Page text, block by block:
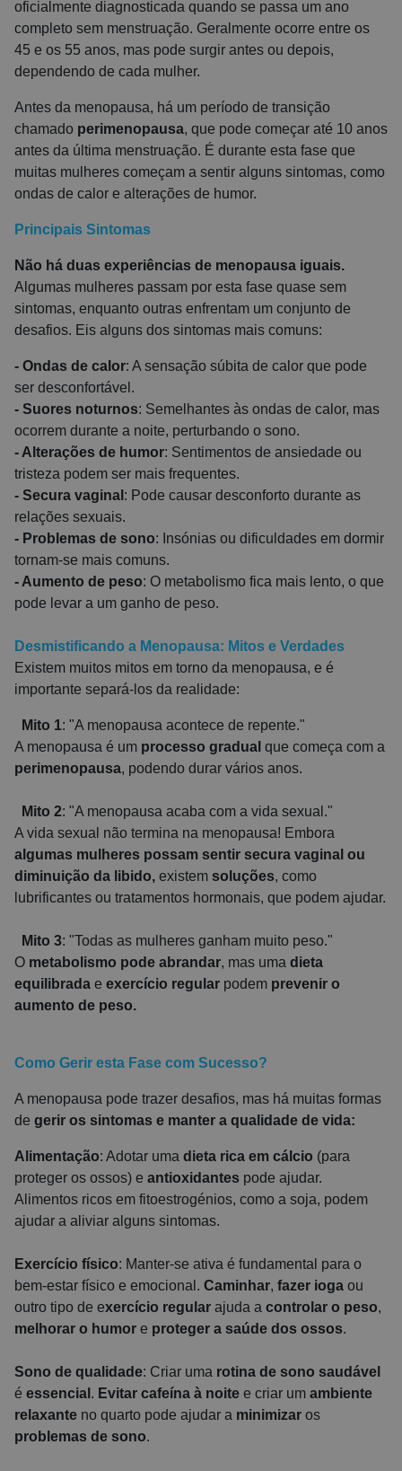
oficialmente diagnosticada quando se passa um ano
completo sem menstruação. Geralmente ocorre entre os
45 e os 55 anos, mas pode surgir antes ou depois,
dependendo de cada mulher.
Antes da menopausa, há um período de transição
chamado perimenopausa, que pode começar até 10 anos
antes da última menstruação. É durante esta fase que
muitas mulheres começam a sentir alguns sintomas, como
ondas de calor e alterações de humor.
Principais Sintomas
Não há duas experiências de menopausa iguais.
Algumas mulheres passam por esta fase quase sem
sintomas, enquanto outras enfrentam um conjunto de
desafios. Eis alguns dos sintomas mais comuns:
- Ondas de calor: A sensação súbita de calor que pode
ser desconfortável.
- Suores noturnos: Semelhantes às ondas de calor, mas
ocorrem durante a noite, perturbando o sono.
- Alterações de humor: Sentimentos de ansiedade ou
tristeza podem ser mais frequentes.
- Secura vaginal : Pode causar desconforto durante as
relações sexuais.
- Problemas de sono: Insónias ou dificuldades em dormir
tornam-se mais comuns.
- Aumento de peso: O metabolismo fica mais lento, o que
pode levar a um ganho de peso.
Desmistificando a Menopausa: Mitos e Verdades
Existem muitos mitos em torno da menopausa, e é
importante separá-los da realidade:
Mito 1: "A menopausa acontece de repente."
A menopausa é um processo gradual que começa com a
perimenopausa, podendo durar vários anos.
Mito 2: "A menopausa acaba com a vida sexual."
A vida sexual não termina na menopausa! Embora
algumas mulheres possam sentir secura vaginal ou
diminuição da libido, existem soluções, como
lubrificantes ou tratamentos hormonais, que podem ajudar.
Mito 3: "Todas as mulheres ganham muito peso."
O metabolismo pode abrandar, mas uma dieta
equilibrada e exercício regular podem prevenir o
aumento de peso.
Como Gerir esta Fase com Sucesso?
A menopausa pode trazer desafios, mas há muitas formas
de gerir os sintomas e manter a qualidade de vida:
Alimentação: Adotar uma dieta rica em cálcio (para
proteger os ossos) e antioxidantes pode ajudar.
Alimentos ricos em fitoestrogénios, como a soja, podem
ajudar a aliviar alguns sintomas.
Exercício físico: Manter-se ativa é fundamental para o
bem-estar físico e emocional. Caminhar, fazer ioga ou
outro tipo de exercício regular ajuda a controlar o peso,
melhorar o humor e proteger a saúde dos ossos.
Sono de qualidade: Criar uma rotina de sono saudável
é essencial . Evitar cafeína à noite e criar um ambiente
relaxante no quarto pode ajudar a minimizar os
problemas de sono.